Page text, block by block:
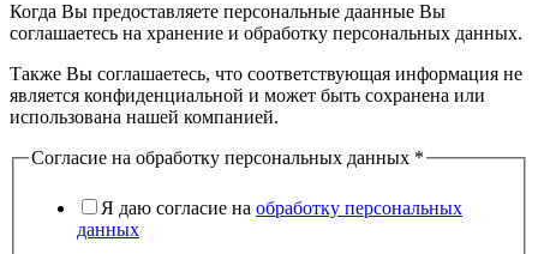
Когда Вы предоставляете персональные даанные Вы
соглашаетесь на хранение и обработку персональных данных.
Также Вы соглашаетесь, что соответствующая информация не
является конфиденциальной и может быть сохранена или
использована нашей компанией.
Согласие на обработку персональных данных *
Я даю согласие на обработку персональных
данных